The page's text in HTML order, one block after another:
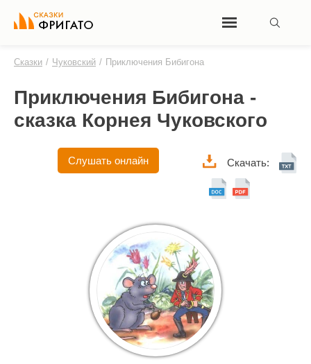
Сказки / Чуковский / Приключения Бибигона
Приключения Бибигона -
сказка Корнея Чуковского
Слушать онлайн Скачать: